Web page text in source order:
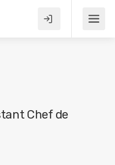
Chef de